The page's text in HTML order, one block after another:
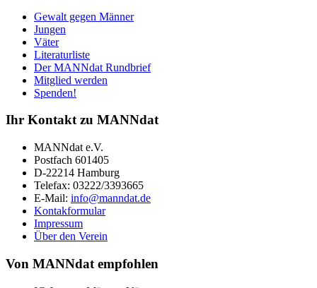
Gewalt gegen Männer
Jungen
Väter
Literaturliste
Der MANNdat Rundbrief
Mitglied werden
Spenden!
Ihr Kontakt zu MANNdat
MANNdat e.V.
Postfach 601405
D-22214 Hamburg
Telefax: 03222/3393665
E-Mail: info@manndat.de
Kontakformular
Impressum
Über den Verein
Von MANNdat empfohlen